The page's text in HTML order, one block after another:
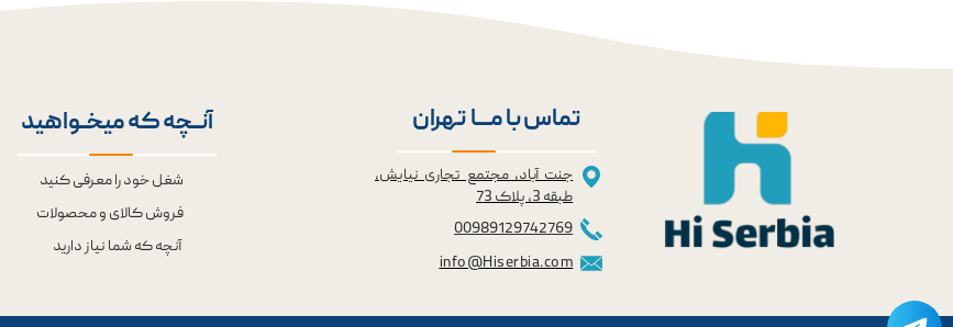
شغل خود را معرفی کنید
فروش کالای و محصولات
آنچه که شما نیاز دارید
آنــچه که میخــواهید تماس با مــــا تهران
جنت آباد، مجتمع تجاری نیایش،
طبقه 3، پلاک 73
00989129742769
info@Hiserbia.com